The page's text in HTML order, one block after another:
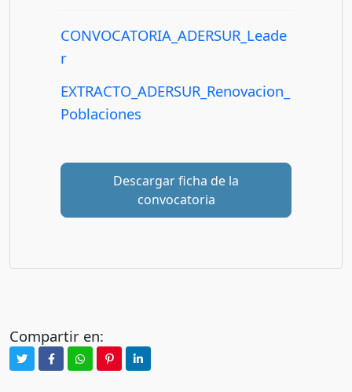
CONVOCATORIA_ADERSUR_Leade
r
EXTRACTO_ADERSUR_Renovacion_
Poblaciones
Descargar ficha de la
convocatoria
Compartir en: